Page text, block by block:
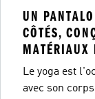
UN
CÔTÉS,
MATÉRIAUX
Le yoga est
avec son